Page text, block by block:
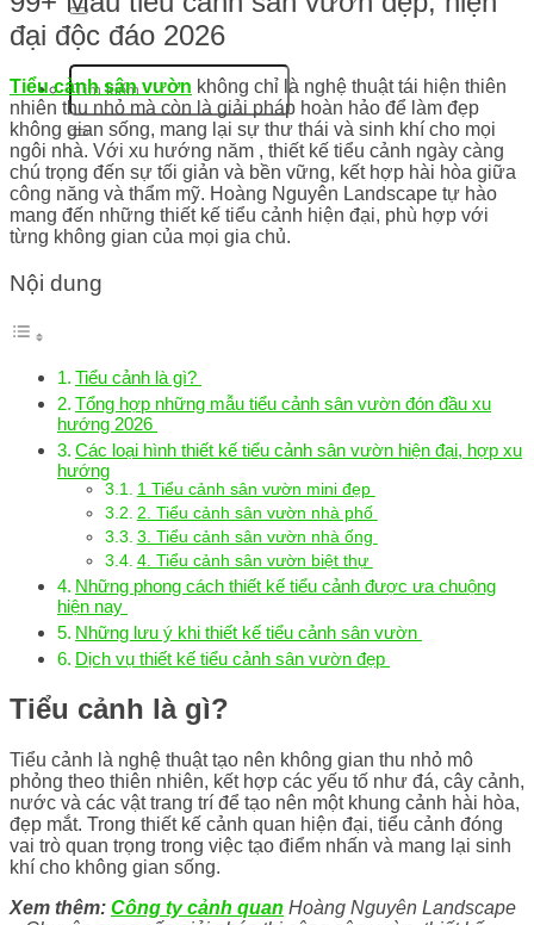
đại độc đáo 2026
Tiểu cảnh sân vườn không chỉ là nghệ thuật tái hiện thiên
nhiên thu nhỏ mà còn là giải pháp hoàn hảo để làm đẹp
không gian sống, mang lại sự thư thái và sinh khí cho mọi
ngôi nhà. Với xu hướng năm , thiết kế tiểu cảnh ngày càng
chú trọng đến sự tối giản và bền vững, kết hợp hài hòa giữa
công năng và thẩm mỹ. Hoàng Nguyên Landscape tự hào
mang đến những thiết kế tiểu cảnh hiện đại, phù hợp với
từng không gian của mọi gia chủ.
Nội dung
Tiểu cảnh là gì?
Tổng hợp những mẫu tiểu cảnh sân vườn đón đầu xu
hướng 2026
Các loại hình thiết kế tiểu cảnh sân vườn hiện đại, hợp xu
hướng
1 Tiểu cảnh sân vườn mini đẹp
2. Tiểu cảnh sân vườn nhà phố
3. Tiểu cảnh sân vườn nhà ống
4. Tiểu cảnh sân vườn biệt thự
Những phong cách thiết kế tiểu cảnh được ưa chuộng
hiện nay
Những lưu ý khi thiết kế tiểu cảnh sân vườn
Dịch vụ thiết kế tiểu cảnh sân vườn đẹp
Tiểu cảnh là gì?
Tiểu cảnh là nghệ thuật tạo nên không gian thu nhỏ mô
phỏng theo thiên nhiên, kết hợp các yếu tố như đá, cây cảnh,
nước và các vật trang trí để tạo nên một khung cảnh hài hòa,
đẹp mắt. Trong thiết kế cảnh quan hiện đại, tiểu cảnh đóng
vai trò quan trọng trong việc tạo điểm nhấn và mang lại sinh
khí cho không gian sống.
Xem thêm: Công ty cảnh quan Hoàng Nguyên Landscape